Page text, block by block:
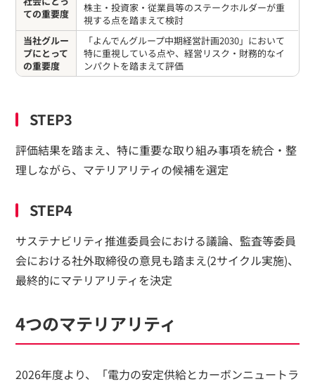
ての重要度
株主・投資家・従業員等のステークホルダーが重
視する点を踏まえて検討
当社グルー
プにとって
の重要度
「よんでんグループ中期経営計画2030」において
特に重視している点や、経営リスク・財務的なイ
ンパクトを踏まえて評価
STEP3
評価結果を踏まえ、特に重要な取り組み事項を統合・整
理しながら、マテリアリティの候補を選定
STEP4
サステナビリティ推進委員会における議論、監査等委員
会における社外取締役の意見も踏まえ(2サイクル実施)、
最終的にマテリアリティを決定
4つのマテリアリティ
2026年度より、「電力の安定供給とカーボンニュートラ